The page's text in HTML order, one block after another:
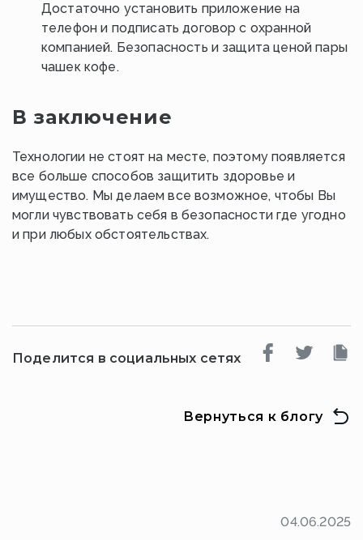
Достаточно установить приложение на
телефон и подписать договор с охранной
компанией. Безопасность и защита ценой пары
чашек кофе.
В заключение
Технологии не стоят на месте, поэтому появляется
все больше способов защитить здоровье и
имущество. Мы делаем все возможное, чтобы Вы
могли чувствовать себя в безопасности где угодно
и при любых обстоятельствах.
Поделится в социальных сетях
Вернуться к блогу
04.06.2025